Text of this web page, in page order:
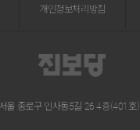
개인정보처리방침
울 종로구 인사동5길 26 4층(401호